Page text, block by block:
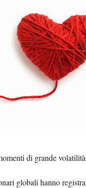
di grande
globali hanno